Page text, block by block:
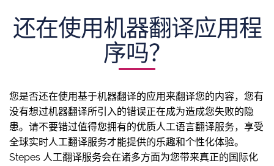
还在使用机器翻译应用程
序吗？
您是否还在使用基于机器翻译的应用来翻译您的内容，您有
没有想过机器翻译所引入的错误正在成为造成您失败的隐
患。请不要错过值得您拥有的优质人工语言翻译服务，享受
全球实时人工翻译服务才能提供的乐趣和个性化体验。
Stepes 人工翻译服务会在诸多方面为您带来真正的国际化